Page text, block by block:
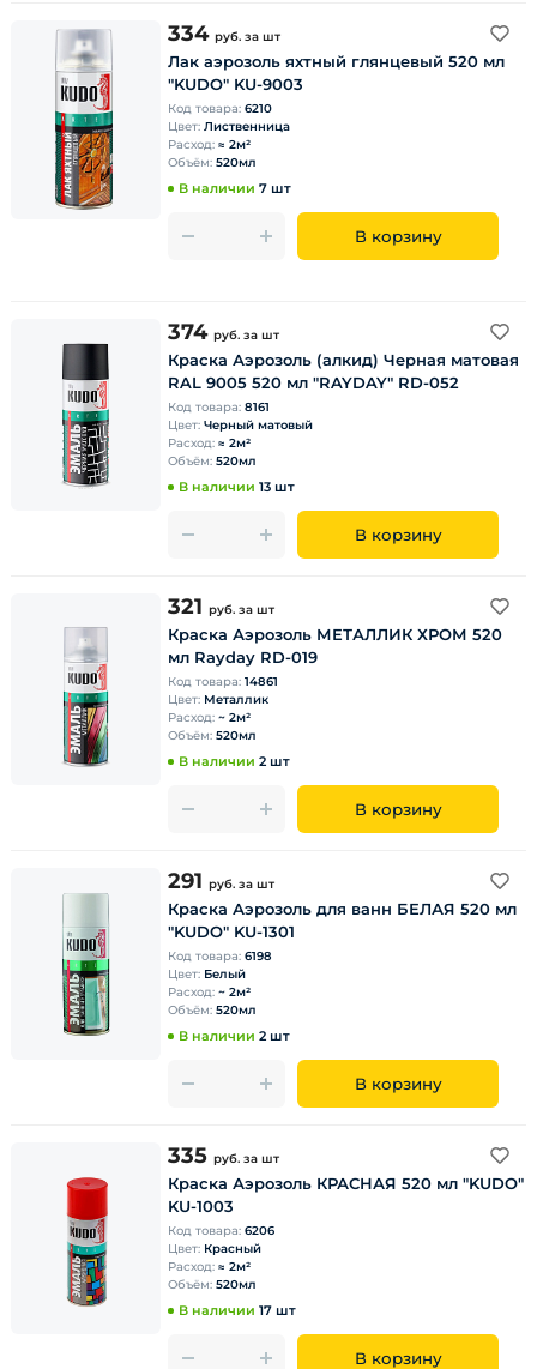
334 руб. за шт
Лак аэрозоль яхтный глянцевый 520 мл
"KUDO" KU-9003
Код товара: 6210
Цвет: Лиственница
Расход: ≈ 2м²
Объём: 520мл
В наличии 7 шт
В корзину
374 руб. за шт
Краска Аэрозоль (алкид) Черная матовая
RAL 9005 520 мл "RAYDAY" RD-052
Код товара: 8161
Цвет: Черный матовый
Расход: ≈ 2м²
Объём: 520мл
В наличии 13 шт
В корзину
321 руб. за шт
Краска Аэрозоль МЕТАЛЛИК ХРОМ 520
мл Rayday RD-019
Код товара: 14861
Цвет: Металлик
Расход: ~ 2м²
Объём: 520мл
В наличии 2 шт
В корзину
291 руб. за шт
Краска Аэрозоль для ванн БЕЛАЯ 520 мл
"KUDO" KU-1301
Код товара: 6198
Цвет: Белый
Расход: ~ 2м²
Объём: 520мл
В наличии 2 шт
В корзину
335 руб. за шт
Краска Аэрозоль КРАСНАЯ 520 мл "KUDO"
KU-1003
Код товара: 6206
Цвет: Красный
Расход: ≈ 2м²
Объём: 520мл
В наличии 17 шт
В корзину